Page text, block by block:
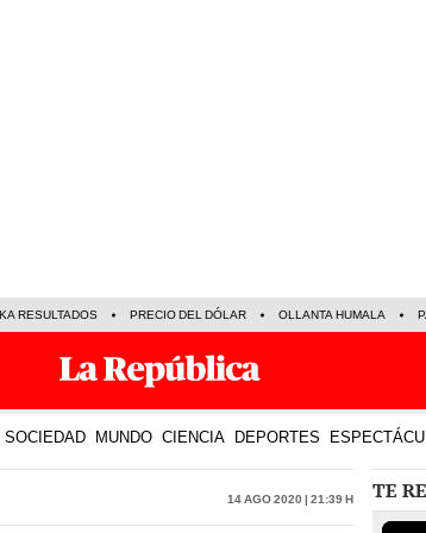
RESULTADOS PRECIO DEL DÓLAR OLLANTA HUMALA
SOCIEDAD MUNDO CIENCIA DEPORTES
14 Ago 2020 | 21:39 h TE